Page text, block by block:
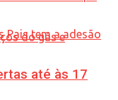
até às 17